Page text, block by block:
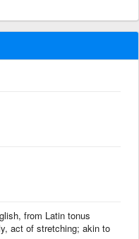
from Latin tonus
act of stretching; akin to